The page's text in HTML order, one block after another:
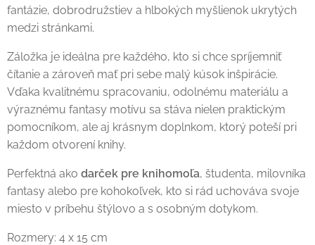
fantázie, dobrodružstiev a hlbokých myšlienok ukrytých
medzi stránkami.
Záložka je ideálna pre každého, kto si chce spríjemniť
čítanie a zároveň mať pri sebe malý kúsok inšpirácie.
Vďaka kvalitnému spracovaniu, odolnému materiálu a
výraznému fantasy motívu sa stáva nielen praktickým
pomocníkom, ale aj krásnym doplnkom, ktorý poteší pri
každom otvorení knihy.
Perfektná ako darček pre knihomoľa, študenta, milovníka
fantasy alebo pre kohokoľvek, kto si rád uchováva svoje
miesto v príbehu štýlovo a s osobným dotykom.
Rozmery: 4 x 15 cm